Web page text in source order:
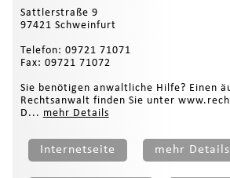
Sattlerstraße 9
97421 Schweinfurt
Telefon: 09721 71071
Fax: 09721 71072
Sie benötigen anwaltliche Hilfe? Einen
Rechtsanwalt finden Sie unter
D... mehr Details
Internetseite mehr Details